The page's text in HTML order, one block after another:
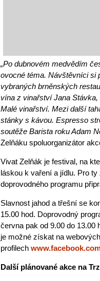
„Po dubnovém medvědím
ovocné téma. Návštěvníci si
vybraných brněnských
vína z vinařství Jana
Malé vinařství. Mezi další
stánky s kávou. Espresso
soutěže Barista roku Adam
Zelňáku spoluorganizátor
Vivat Zelňák je festival, na
láskou k vaření a jídlu. Pro
doprovodného programu
Slavnost jahod a třešní se
15.00 hod. Doprovodný
června pak od 9.00 do 13.00
je možné získat na
profilech
Další plánované akce na